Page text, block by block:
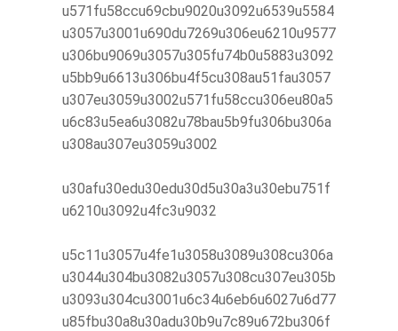
u571fu58ccu69cbu9020u3092u6539u5584
u3057u3001u690du7269u306eu6210u9577
u306bu9069u3057u305fu74b0u5883u3092
u5bb9u6613u306bu4f5cu308au51fau3057
u307eu3059u3002u571fu58ccu306eu80a5
u6c83u5ea6u3082u78bau5b9fu306bu306a
u308au307eu3059u3002
u30afu30edu30edu30d5u30a3u30ebu751f
u6210u3092u4fc3u9032
u5c11u3057u4fe1u3058u3089u308cu306a
u3044u304bu3082u3057u308cu307eu305b
u3093u304cu3001u6c34u6eb6u6027u6d77
u85fbu30a8u30adu30b9u7c89u672bu306f